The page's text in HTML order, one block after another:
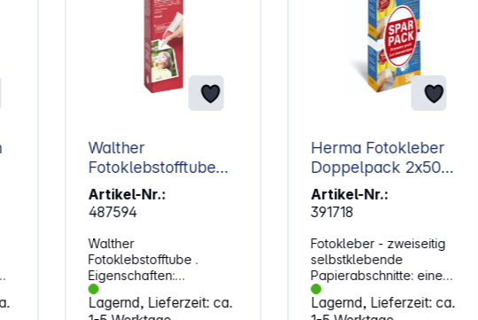
Walther
Fotoklebstofftube
50ml FK050T
Artikel-Nr.:
487594
Walther
Fotoklebstofftube .
Eigenschaften:
Transparenter
Fotoklebstoff 50 ml in der
Lagernd, Lieferzeit: ca.
Herma Fotokleber
Doppelpack 2x500
Stück Sparpack
1075
Artikel-Nr.:
391718
Fotokleber - zweiseitig
selbstklebende
Papierabschnitte: eine
Seite klebefertig, eine
Seite mit Schutzpapier
Lagernd, Lieferzeit: ca.